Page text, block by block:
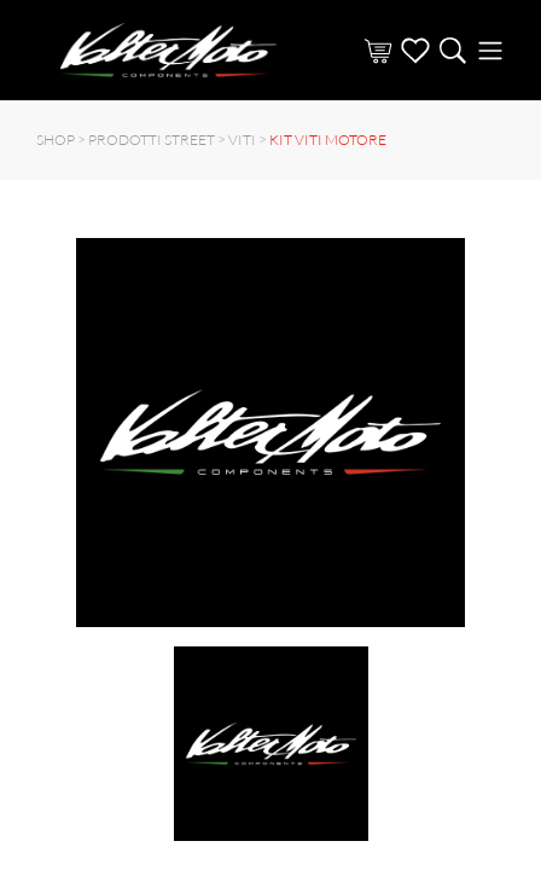
SHOP > PRODOTTI STREET > VITI > KIT VITI MOTORE